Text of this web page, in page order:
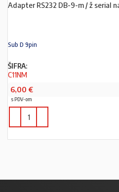
Adapter RS232 DB-9-m / ž serial
Sub D 9pin
ŠIFRA:
C11NM
6,00 €
s PDV-om